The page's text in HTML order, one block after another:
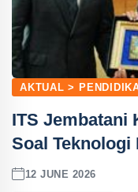
AKTUAL >
ITS Jembatani
Soal Teknologi
12 JUNE 2026